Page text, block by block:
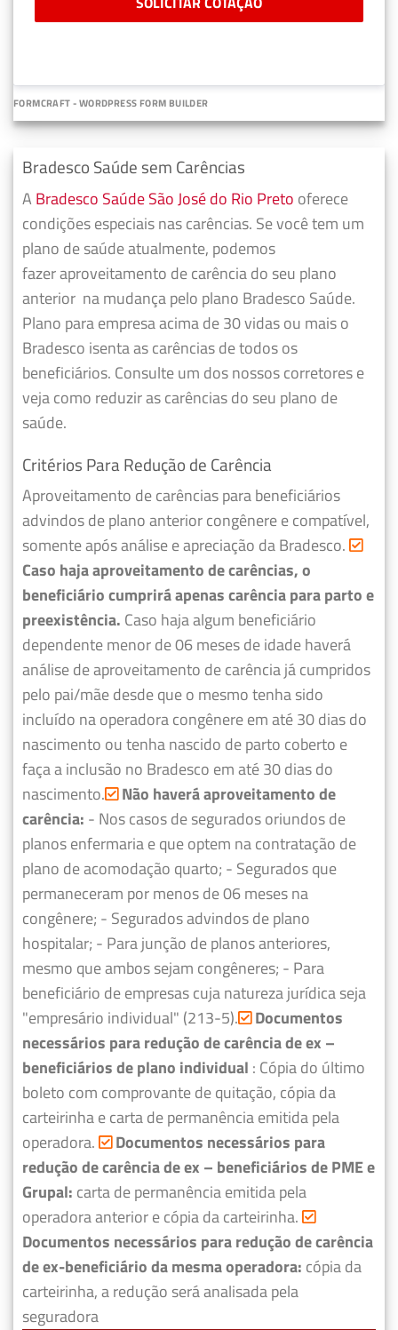
FORMCRAFT - WORDPRESS FORM BUILDER
Bradesco Saúde sem Carências
A Bradesco Saúde São José do Rio Preto oferece
condições especiais nas carências. Se você tem um
plano de saúde atualmente, podemos
fazeraproveitamento de carência do seu plano
anterior na mudança pelo plano Bradesco Saúde.
Plano para empresa acima de 30 vidas ou mais o
Bradesco isenta as carências de todos os
beneficiários. Consulte um dos nossos corretores e
veja como reduzir as carências do seu plano de
saúde.
Critérios Para Redução de Carência
Aproveitamento de carências para beneficiários
advindos de plano anterior congênere e compatível,
somente após análise e apreciação da Bradesco.
Caso haja aproveitamento de carências, o
beneficiário cumprirá apenas carência para parto e
preexistência. Caso haja algum beneficiário
dependente menor de 06 meses de idade haverá
análise de aproveitamento de carência já cumpridos
pelo pai/mãe desde que o mesmo tenha sido
incluído na operadora congênere em até 30 dias do
nascimento ou tenha nascido de parto coberto e
faça a inclusão no Bradesco em até 30 dias do
nascimento. Não haverá aproveitamento de
carência: - Nos casos de segurados oriundos de
planos enfermaria e que optem na contratação de
plano de acomodação quarto; - Segurados que
permaneceram por menos de 06 meses na
congênere; - Segurados advindos de plano
hospitalar; - Para junção de planos anteriores,
mesmo que ambos sejam congêneres; - Para
beneficiário de empresas cuja natureza jurídica seja
"empresário individual" (213-5). Documentos
necessários para redução de carência de ex –
beneficiários de plano individual : Cópia do último
boleto com comprovante de quitação, cópia da
carteirinha e carta de permanência emitida pela
operadora.
Documentos necessários para
redução de carência de ex – beneficiários de PME e
Grupal: carta de permanência emitida pela
operadora anterior e cópia da carteirinha.
Documentos necessários para redução de carência
de ex-beneficiário da mesma operadora: cópia da
carteirinha, a redução será analisada pela
seguradora